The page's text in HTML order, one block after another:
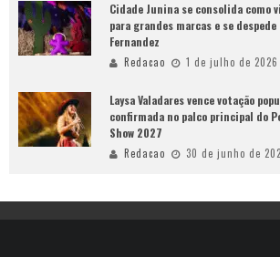
Cidade Junina se consolida
para grandes marcas e se despede
Fernandez
Redacao 1 de julho de 2026
Laysa Valadares vence votação
confirmada no palco principal do
Show 2027
Redacao 30 de junho de